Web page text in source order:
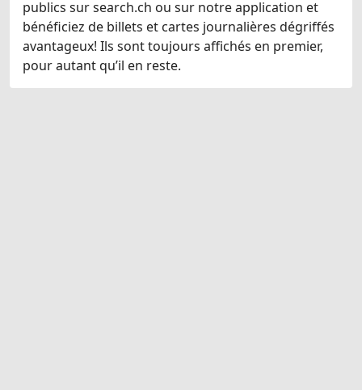
publics sur search.ch ou sur notre application et
bénéficiez de billets et cartes journalières dégriffés
avantageux! Ils sont toujours affichés en premier,
pour autant qu’il en reste.